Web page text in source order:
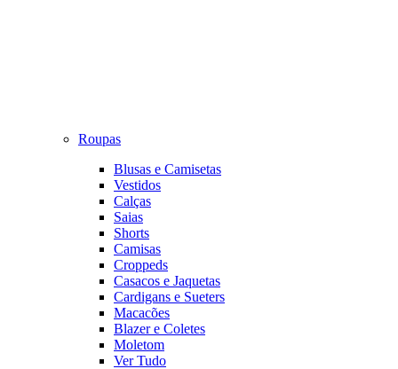
Roupas
Blusas e Camisetas
Vestidos
Calças
Saias
Shorts
Camisas
Croppeds
Casacos e Jaquetas
Cardigans e Sueters
Macacões
Blazer e Coletes
Moletom
Ver Tudo